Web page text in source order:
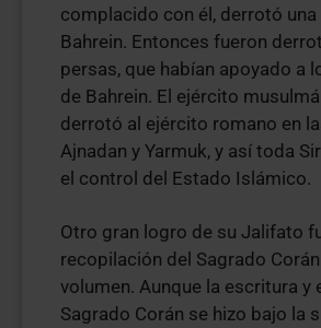
complacido con él, derrotó una
Bahrein. Entonces fueron
persas, que habían apoyado a
de Bahrein. El ejército
derrotó al ejército romano en
Ajnadan y Yarmuk, y así toda
el control del Estado Islámico.
Otro gran logro de su Jalifato
recopilación del Sagrado
volumen. Aunque la escritura y
Sagrado Corán se hizo bajo la